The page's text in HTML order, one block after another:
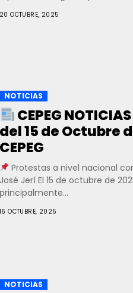
20 OCTUBRE, 2025
NOTICIAS
CEPEG
del 15 de Octubre
CEPEG
Protestas a nivel nacional
José Jerí El 15 de octubre de
principalmente...
16 OCTUBRE, 2025
NOTICIAS